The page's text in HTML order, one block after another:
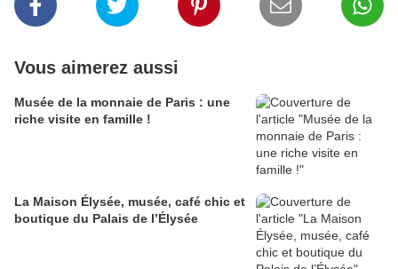
Vous aimerez aussi
Musée de la monnaie de Paris : une
riche visite en famille !
La Maison Élysée, musée, café chic et
boutique du Palais de l’Élysée